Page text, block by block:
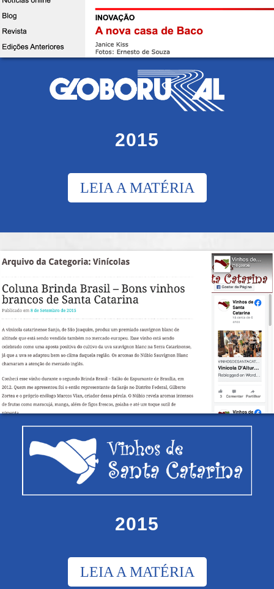
2015
LEIA A MATÉRIA
2015
LEIA A MATÉRIA